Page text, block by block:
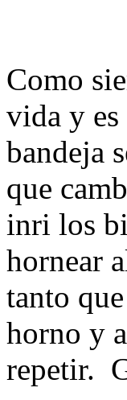
Como
vida y
bandeja
que
inri los
hornear
tanto
horno y
repetir.